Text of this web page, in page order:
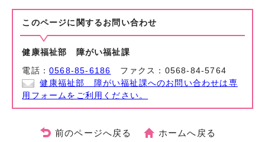
このページに関する お問い合わせ
健康福祉部 障がい福祉課
電話：0568-85-6186 ファクス：0568-84-5764
健康福祉部 障がい福祉課へのお問い合わせは専
用フォームをご利用ください。
前のページへ戻る ホームへ戻る